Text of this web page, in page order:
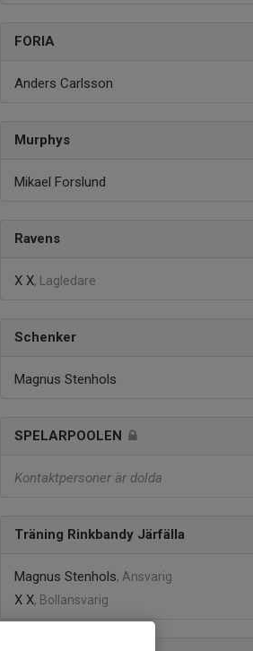
FORIA
Anders Carlsson
Murphys
Mikael Forslund
Ravens
X X, Lagledare
Schenker
Magnus Stenhols
SPELARPOOLEN
Kontaktpersoner är dolda
Träning Rinkbandy Järfälla
Magnus Stenhols, Ansvarig
X X, Bollansvarig